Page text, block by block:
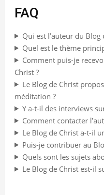
FAQ
Qui est l’auteur du Blog
Quel est le thème
Comment puis-je
Christ ?
Le Blog de Christ
méditation ?
Y a-t-il des interviews
Comment contacter
Le Blog de Christ a-t-il
Puis-je contribuer au
Quels sont les sujets
Le Blog de Christ est-il